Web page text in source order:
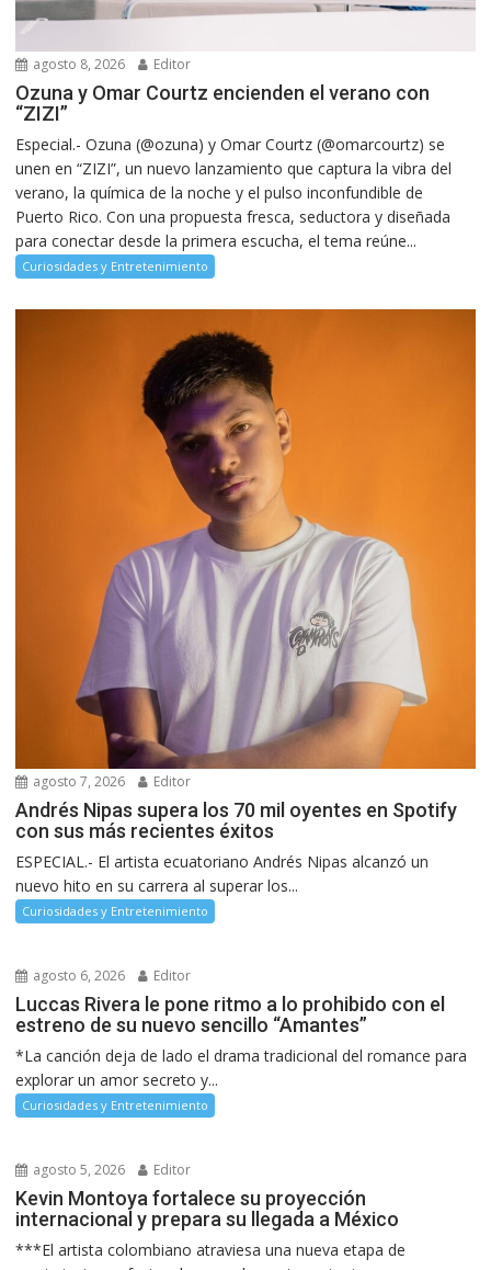
agosto 8, 2026 Editor
Ozuna y Omar Courtz encienden el verano con
“ZIZI”
Especial.- Ozuna (@ozuna) y Omar Courtz (@omarcourtz) se
unen en “ZIZI”, un nuevo lanzamiento que captura la vibra del
verano, la química de la noche y el pulso inconfundible de
Puerto Rico. Con una propuesta fresca, seductora y diseñada
para conectar desde la primera escucha, el tema reúne...
Curiosidades y Entretenimiento
agosto 7, 2026 Editor
Andrés Nipas supera los 70 mil oyentes en Spotify
con sus más recientes éxitos
ESPECIAL.- El artista ecuatoriano Andrés Nipas alcanzó un
nuevo hito en su carrera al superar los...
Curiosidades y Entretenimiento
agosto 6, 2026 Editor
Luccas Rivera le pone ritmo a lo prohibido con el
estreno de su nuevo sencillo “Amantes”
*La canción deja de lado el drama tradicional del romance para
explorar un amor secreto y...
Curiosidades y Entretenimiento
agosto 5, 2026 Editor
Kevin Montoya fortalece su proyección
internacional y prepara su llegada a México
***El artista colombiano atraviesa una nueva etapa de